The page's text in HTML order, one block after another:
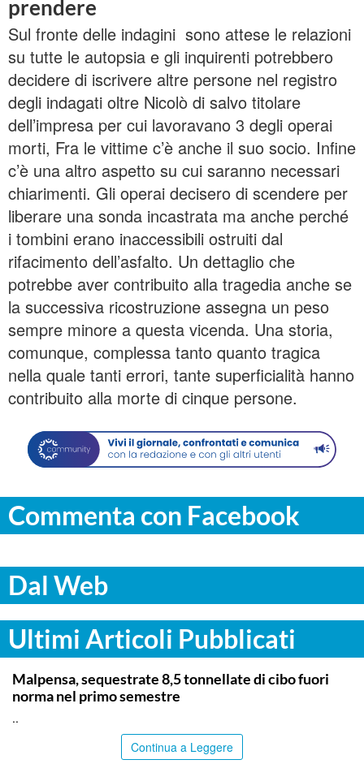
prendere
Sul fronte delle indagini sono attese le relazioni
su tutte le autopsia e gli inquirenti potrebbero
decidere di iscrivere altre persone nel registro
degli indagati oltre Nicolò di salvo titolare
dell’impresa per cui lavoravano 3 degli operai
morti, Fra le vittime c’è anche il suo socio. Infine
c’è una altro aspetto su cui saranno necessari
chiarimenti. Gli operai decisero di scendere per
liberare una sonda incastrata ma anche perché
i tombini erano inaccessibili ostruiti dal
rifacimento dell’asfalto. Un dettaglio che
potrebbe aver contribuito alla tragedia anche se
la successiva ricostruzione assegna un peso
sempre minore a questa vicenda. Una storia,
comunque, complessa tanto quanto tragica
nella quale tanti errori, tante superficialità hanno
contribuito alla morte di cinque persone.
Commenta con Facebook
Dal Web
Ultimi Articoli Pubblicati
ITALPRESS
Malpensa, sequestrate 8,5 tonnellate di cibo fuori
norma nel primo semestre
..
Continua a Leggere